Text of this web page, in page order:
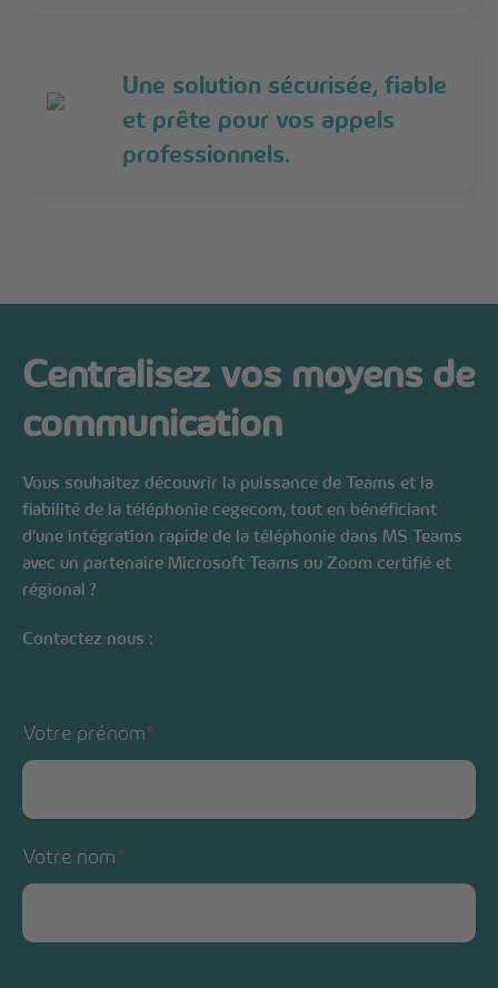
Une solution sécurisée, fiable
et prête pour vos appels
professionnels.
Centralisez vos moyens de
communication
Vous souhaitez découvrir la puissance de Teams et la
fiabilité de la téléphonie cegecom, tout en bénéficiant
d’une intégration rapide de la téléphonie dans MS Teams
avec un partenaire Microsoft Teams ou Zoom certifié et
régional ?
Contactez nous :
Votre prénom*
Votre nom*